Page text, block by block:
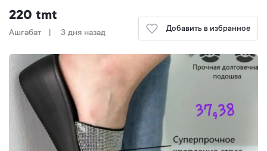
220 tmt
Ашгабат 3 дня назад Добавить в избранное